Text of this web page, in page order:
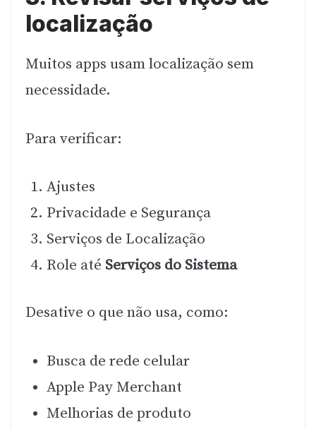
localização
Muitos apps usam localização sem
necessidade.
Para verificar:
Ajustes
Privacidade e Segurança
Serviços de Localização
Role até Serviços do Sistema
Desative o que não usa, como:
Busca de rede celular
Apple Pay Merchant
Melhorias de produto